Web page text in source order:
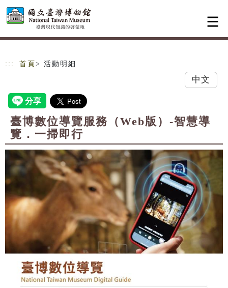
跳到主要內容
網站導覽
::: 首頁 > 活動明細
中文
臺博數位導覽服務（Web版）-智慧導
覽．一掃即行